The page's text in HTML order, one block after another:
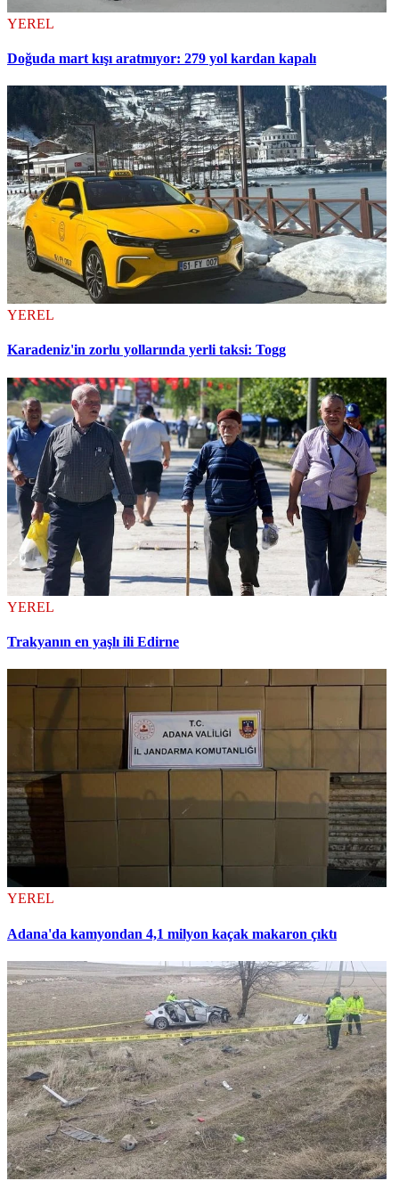
YEREL
Doğuda mart kışı aratmıyor: 279 yol kardan kapalı
YEREL
Karadeniz'in zorlu yollarında yerli taksi: Togg
YEREL
Trakyanın en yaşlı ili Edirne
YEREL
Adana'da kamyondan 4,1 milyon kaçak makaron çıktı